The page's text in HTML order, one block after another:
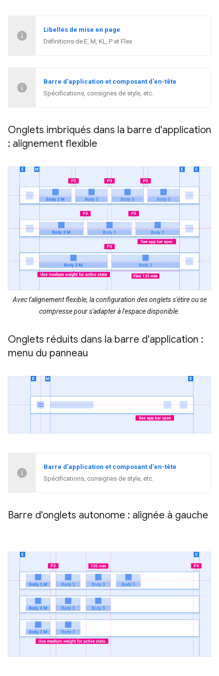
Libellés de mise en page
Définitions de E, M, KL, P et Flex
Barre d'application et composant d'en-tête
Spécifications, consignes de style, etc.
Onglets imbriqués dans la barre d'application
: alignement flexible
Avec l'alignement flexible, la configuration des onglets s'étire ou se
compresse pour s'adapter à l'espace disponible.
Onglets réduits dans la barre d'application :
menu du panneau
Barre d'application et composant d'en-tête
Spécifications, consignes de style, etc.
Barre d'onglets autonome : alignée à gauche